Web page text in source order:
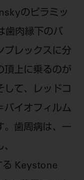
のピラミッ
歯肉縁下のバ
プレックスに分
頂上に乗るのが
して、レッドコ
バイオフィルム
。歯周病は、一
る Keystone